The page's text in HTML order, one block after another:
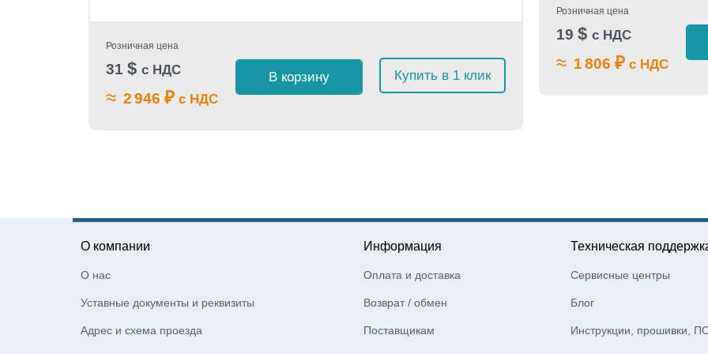
Розничная цена
31 $ с НДС
≈ 2 946 ₽ с НДС
В корзину Купить в 1 клик
Розничная цена
19 $ с НДС
≈ 1 806 ₽ с НДС
О компании
О нас
Уставные документы и реквизиты
Адрес и схема проезда
Информация
Оплата и доставка
Возврат / обмен
Поставщикам
Техническая
Сервисные центры
Блог
Инструкции, прошивки,